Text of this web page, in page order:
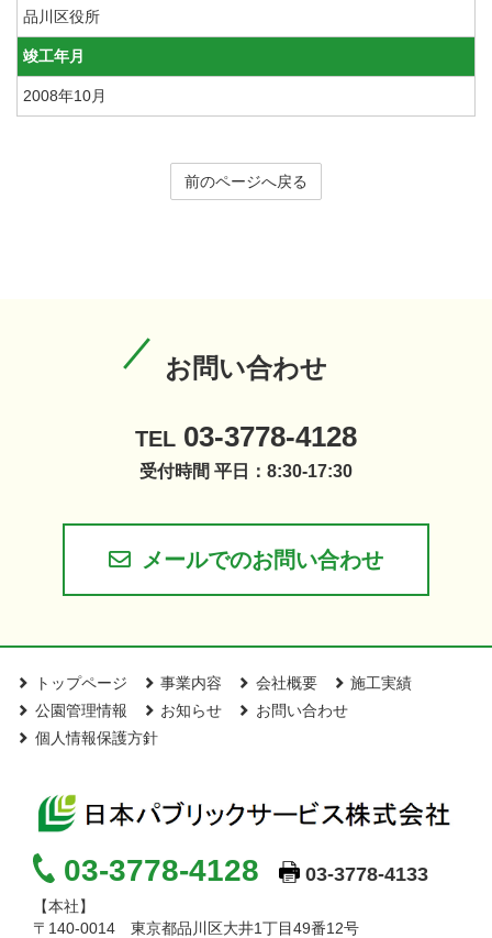
品川区役所
竣工年月
2008年10月
前のページへ戻る
お問い合わせ
TEL 03-3778-4128
受付時間 平日：8:30-17:30
メールでのお問い合わせ
トップページ 事業内容 会社概要
施工実績
公園管理情報
お知らせ
お問い合わせ
個人情報保護方針
03-3778-4128 03-3778-4133
【本社】
〒140-0014 東京都品川区大井1丁目49番12号